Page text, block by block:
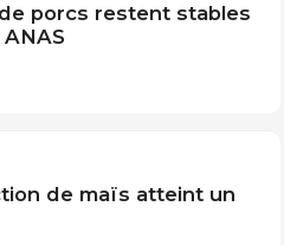
porcs restent stables
de maïs atteint un